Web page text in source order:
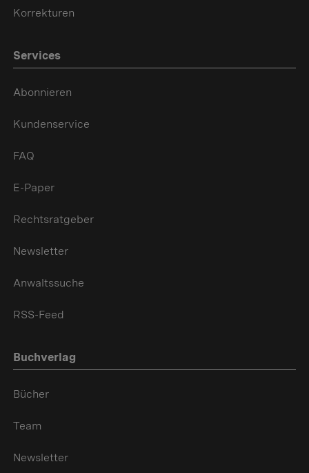
Korrekturen
Services
Abonnieren
Kundenservice
FAQ
E-Paper
Rechtsratgeber
Newsletter
Anwaltssuche
RSS-Feed
Buchverlag
Bücher
Team
Newsletter